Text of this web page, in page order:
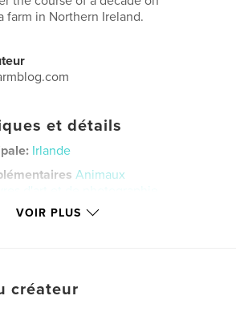
farm in Northern Ireland.
et détails
Irlande
Animaux
d'art et de photographie
Petit carré, 18×18 cm
VOIR PLUS
créateur